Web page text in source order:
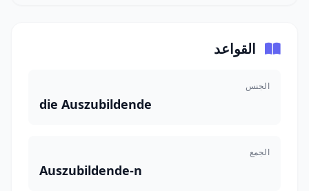
القواعد
الجنس
die Auszubildende
الجمع
Auszubildende-n